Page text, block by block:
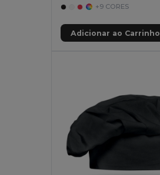
+9 CORES
Adicionar ao Carrinho